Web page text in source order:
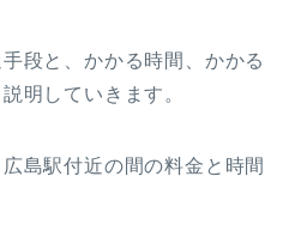
段と、かかる時間、かかる
明していきます。
島駅付近の間の料金と時間